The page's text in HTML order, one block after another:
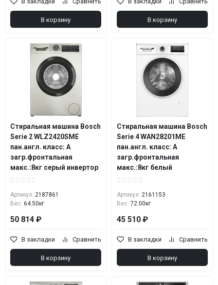
В корзину В корзину
Стиральная машина Bosch
Serie 2 WLZ2420SME
пан.англ. класс: A
загр.фронтальная
макс.:8кг серый инвертор
Артикул: 2187861
Вес: 64.50кг
50 814 ₽
В закладки Сравнить
В корзину
Стиральная машина Bosch
Serie 4 WAN28201ME
пан.англ. класс: A
загр.фронтальная
макс.:8кг белый
Артикул: 2161153
Вес: 72.00кг
45 510 ₽
В закладки Сравнить
В корзину